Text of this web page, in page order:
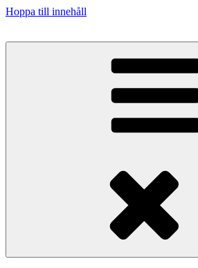
Hoppa till innehåll